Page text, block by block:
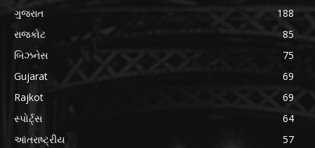
ગુજરાત
188
રાજકોટ
85
બિઝનેસ
75
Gujarat
69
Rajkot
69
સ્પોર્ટ્સ
64
આંતરાષ્ટ્રીય
57